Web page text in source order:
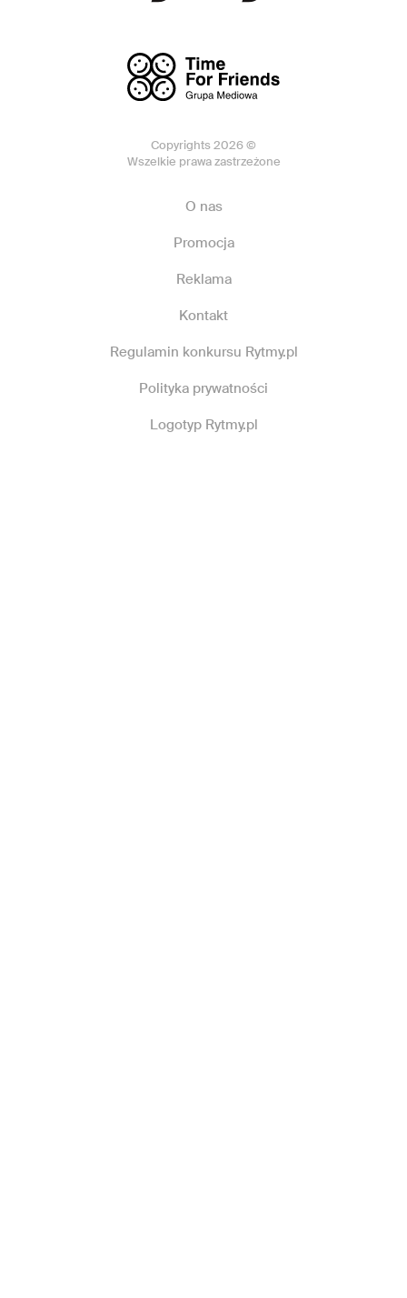
Copyrights 2026 ©
Wszelkie prawa zastrzeżone
O nas
Promocja
Reklama
Kontakt
Regulamin konkursu Rytmy.pl
Polityka prywatności
Logotyp Rytmy.pl